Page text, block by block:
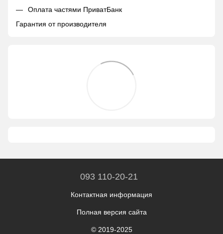
Оплата частями ПриватБанк
Гарантия от производителя
093 110-20-21
Контактная информация
Полная версия сайта
© 2019-2025